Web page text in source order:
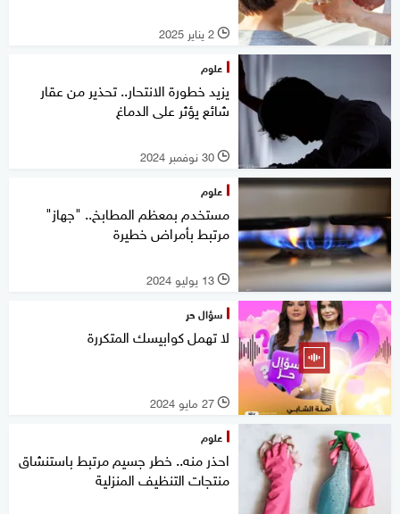
l 2 يناير 2025
علوم
يزيد خطورة الانتحار.. تحذير من عقار
شائع يؤثر على الدماغ
l 30 نوفمبر 2024
علوم
مستخدم بمعظم المطابخ.. "جهاز"
مرتبط بأمراض خطيرة
l 13 يوليو 2024
سؤال حر
لا تهمل كوابيسك المتكررة
l 27 مايو 2024
علوم
احذر منه.. خطر جسيم مرتبط باستنشاق
منتجات التنظيف المنزلية